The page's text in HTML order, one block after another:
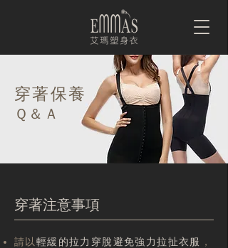
​穿著保養
Ｑ＆Ａ
​穿著注意事項
請以 輕緩的拉力穿脫避免強力拉扯衣服 ，